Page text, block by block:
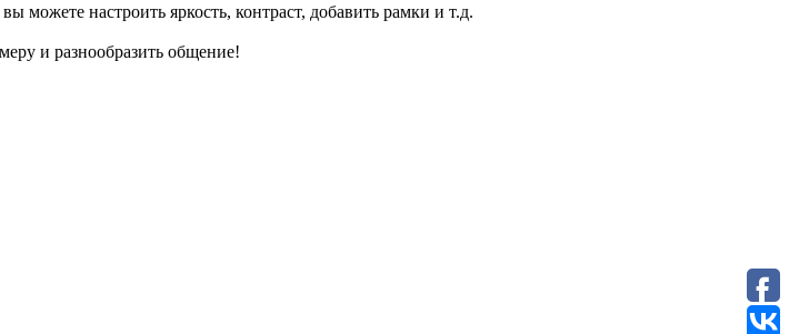
можете настроить яркость, контраст, добавить рамки и т.д.
и разнообразить общение!